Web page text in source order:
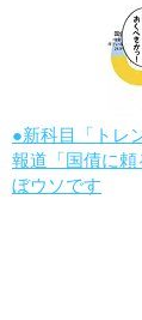
●新科目「トレ
報道「国債に
ぼウソです